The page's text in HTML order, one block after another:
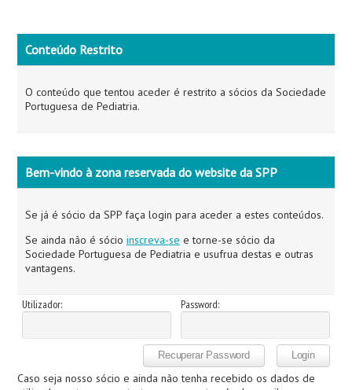
Conteúdo Restrito
O conteúdo que tentou aceder é restrito a sócios da Sociedade
Portuguesa de Pediatria.
Bem-vindo à zona reservada do website da SPP
Se já é sócio da SPP faça login para aceder a estes conteúdos.
Se ainda não é sócio inscreva-se e torne-se sócio da
Sociedade Portuguesa de Pediatria e usufrua destas e outras
vantagens.
Utilizador: Password:
Caso seja nosso sócio e ainda não tenha recebido os dados de